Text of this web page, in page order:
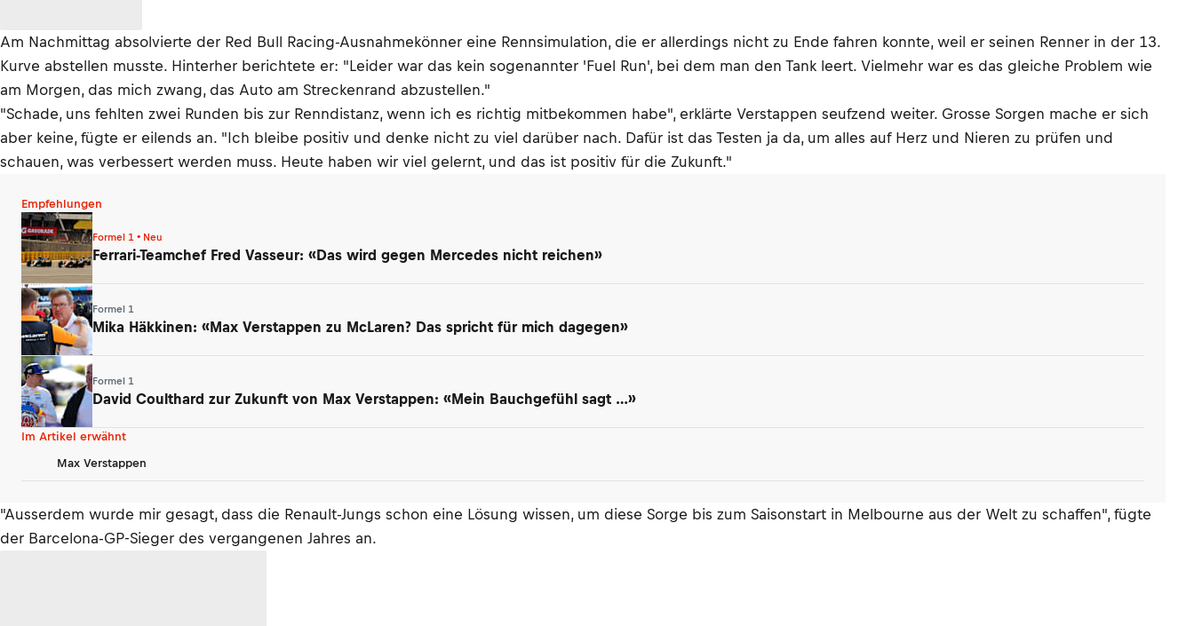
Am Nachmittag absolvierte der Red Bull Racing-Ausnahmekönner eine Rennsimulation, die er allerdings nicht zu Ende fahren konnte, weil er seinen Renner in der 13.
Kurve abstellen musste. Hinterher berichtete er: "Leider war das kein sogenannter 'Fuel Run', bei dem man den Tank leert. Vielmehr war es das gleiche Problem wie
am Morgen, das mich zwang, das Auto am Streckenrand abzustellen."
"Schade, uns fehlten zwei Runden bis zur Renndistanz, wenn ich es richtig mitbekommen habe", erklärte Verstappen seufzend weiter. Grosse Sorgen mache er sich
aber keine, fügte er eilends an. "Ich bleibe positiv und denke nicht zu viel darüber nach. Dafür ist das Testen ja da, um alles auf Herz und Nieren zu prüfen und
schauen, was verbessert werden muss. Heute haben wir viel gelernt, und das ist positiv für die Zukunft."
Empfehlungen
Formel 1 • Neu
Ferrari-Teamchef Fred Vasseur: «Das wird gegen Mercedes nicht reichen»
Formel 1
Mika Häkkinen: «Max Verstappen zu McLaren? Das spricht für mich dagegen»
Formel 1
David Coulthard zur Zukunft von Max Verstappen: «Mein Bauchgefühl sagt …»
Im Artikel erwähnt
Max Verstappen
"Ausserdem wurde mir gesagt, dass die Renault-Jungs schon eine Lösung wissen, um diese Sorge bis zum Saisonstart in Melbourne aus der Welt zu schaffen", fügte
der Barcelona-GP-Sieger des vergangenen Jahres an.